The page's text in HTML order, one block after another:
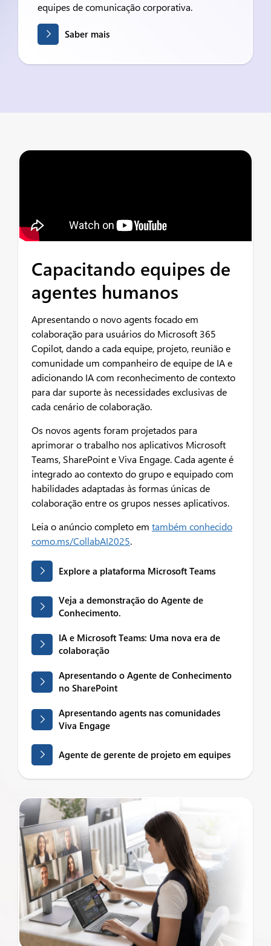
equipes de comunicação corporativa.
Saber mais
Capacitando equipes de
agentes humanos
Apresentando o novo agents focado em
colaboração para usuários do Microsoft 365
Copilot, dando a cada equipe, projeto, reunião e
comunidade um companheiro de equipe de IA e
adicionando IA com reconhecimento de contexto
para dar suporte às necessidades exclusivas de
cada cenário de colaboração.
Os novos agents foram projetados para
aprimorar o trabalho nos aplicativos Microsoft
Teams, SharePoint e Viva Engage. Cada agente é
integrado ao contexto do grupo e equipado com
habilidades adaptadas às formas únicas de
colaboração entre os grupos nesses aplicativos.
Leia o anúncio completo em também conhecido
como.ms/CollabAI2025.
Explore a plataforma Microsoft Teams
Veja a demonstração do Agente de
Conhecimento.
IA e Microsoft Teams: Uma nova era de
colaboração
Apresentando o Agente de Conhecimento
no SharePoint
Apresentando agents nas comunidades
Viva Engage
Agente de gerente de projeto em equipes